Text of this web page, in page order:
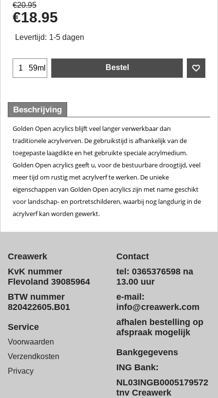
€20.95
€18.95
Levertijd: 1-5 dagen
59ml Bestel
Beschrijving
Golden Open acrylics blijft veel langer verwerkbaar dan
traditionele acrylverven. De gebruikstijd is afhankelijk van de
toegepaste laagdikte en het gebruikte speciale acrylmedium.
Golden Open acrylics geeft u, voor de bestuurbare droogtijd, veel
meer tijd om rustig met acrylverf te werken. De unieke
eigenschappen van Golden Open acrylics zijn met name geschikt
voor landschap- en portretschilderen, waarbij nog langdurig in de
acrylverf kan worden gewerkt.
Creawerk
KvK nummer
Flevoland 39085964
BTW nummer
820422605.B01
Contact
tel: 0365376598 na
13.00 uur
e-mail:
info@creawerk.com
afhalen bestelling op
afspraak mogelijk
Service
Voorwaarden
Verzendkosten
Privacy
Bankgegevens
ING Bank:
NL03INGB0005179572
tnv Creawerk